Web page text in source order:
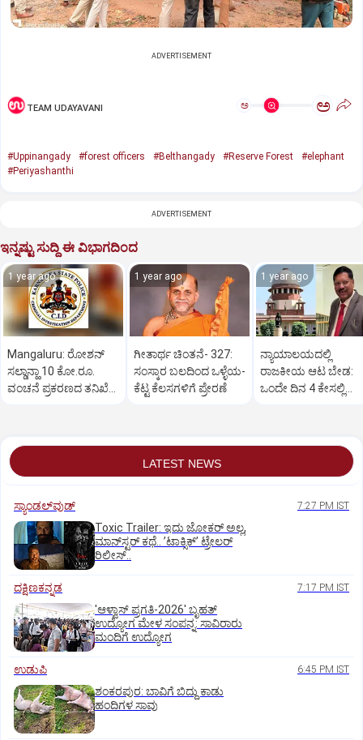
ADVERTISEMENT
TEAM UDAYAVANI ಅ ಅ
#Uppinangady #forest officers #Belthangady #Reserve Forest
#elephant
#Periyashanthi
ADVERTISEMENT
ಇನ್ನಷ್ಟು ಸುದ್ದಿ ಈ ವಿಭಾಗದಿಂದ
1 year ago
Mangaluru: ರೋಶನ್‌
ಸಲ್ಡಾನ್ಹಾ 10 ಕೋ.ರೂ.
ವಂಚನೆ ಪ್ರಕರಣದ ತನಿಖೆ
1 year ago
ಗೀತಾರ್ಥ ಚಿಂತನೆ- 327:
ಸಂಸ್ಕಾರ ಬಲದಿಂದ ಒಳ್ಳೆಯ-
ಕೆಟ್ಟ ಕೆಲಸಗಳಿಗೆ ಪ್ರೇರಣೆ
1 year ago
ನ್ಯಾಯಾಲಯದಲ್ಲಿ
ರಾಜಕೀಯ ಆಟ ಬೇಡ:
ಒಂದೇ ದಿನ 4 ಕೇಸಲ್ಲಿ
LATEST NEWS
ಸ್ಯಾಂಡಲ್‌ವುಡ್‌ 7:27 PM IST
Toxic Trailer: ಇದು ಜೋಕರ್‌ ಅಲ್ಲ,
ಮಾನ್‌ಸ್ಟರ್‌ ಕಥೆ.. ʼಟಾಕ್ಸಿಕ್‌ʼ ಟ್ರೇಲರ್‌
ರಿಲೀಸ್..
ದಕ್ಷಿಣಕನ್ನಡ 7:17 PM IST
'ಆಳ್ವಾಸ್‌ ಪ್ರಗತಿ-2026' ಬೃಹತ್
ಉದ್ಯೋಗ ಮೇಳ ಸಂಪನ್ನ: ಸಾವಿರಾರು
ಮಂದಿಗೆ ಉದ್ಯೋಗ
ಉಡುಪಿ 6:45 PM IST
ಶಂಕರಪುರ: ಬಾವಿಗೆ ಬಿದ್ದು ಕಾಡು
ಹಂದಿಗಳ ಸಾವು